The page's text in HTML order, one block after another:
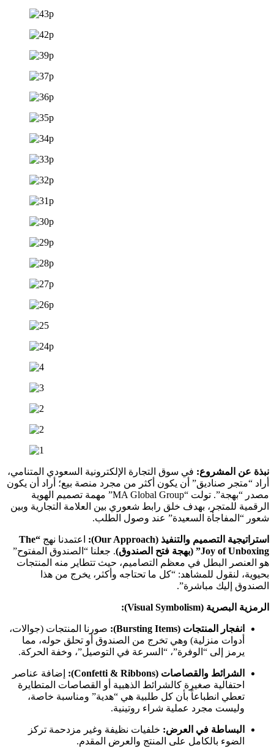
نبذة عن المشروع: في سوق التجارة الإلكترونية السعودي المتنامي،
أراد “متجر صناديق” أن يكون أكثر من مجرد منصة بيع؛ أراد أن يكون
مصدر “بهجة”. تولت “MA Global Group” مهمة تصميم الهوية
الرقمية للمتجر، بهدف خلق رابط شعوري بين العلامة التجارية وبين
شعور “المفاجأة السعيدة” عند وصول الطلب.
استراتيجية التصميم والتنفيذ (Our Approach): اعتمدنا نهج
“The
Joy of Unboxing” (بهجة فتح الصندوق)
. جعلنا “الصندوق المفتوح”
هو العنصر البطل في معظم التصاميم، حيث تتطاير منه المنتجات
بحيوية، لنقول للمشاهد: “كل ما تحتاجه وأكثر، يخرج من هذا
الصندوق إليك مباشرة”.
الرمزية البصرية (Visual Symbolism):
انفجار المنتجات (Bursting Items):
صورنا المنتجات (جوالات،
أدوات منزلية) وهي تخرج من الصندوق أو تحلق حوله، مما
يرمز إلى “الوفرة”، “السرعة في التوصيل”، وخفة الحركة.
الشرائط والقصاصات (Confetti & Ribbons):
إضافة عناصر
احتفالية صغيرة كالشرائط الذهبية أو القصاصات المتطايرة
تعطي انطباعاً بأن كل طلبية هي “هدية” ومناسبة خاصة،
وليست مجرد عملية شراء روتينية.
البساطة في العرض: خلفيات نظيفة وغير مزدحمة تركز
الضوء بالكامل على المنتج والعرض المقدم.